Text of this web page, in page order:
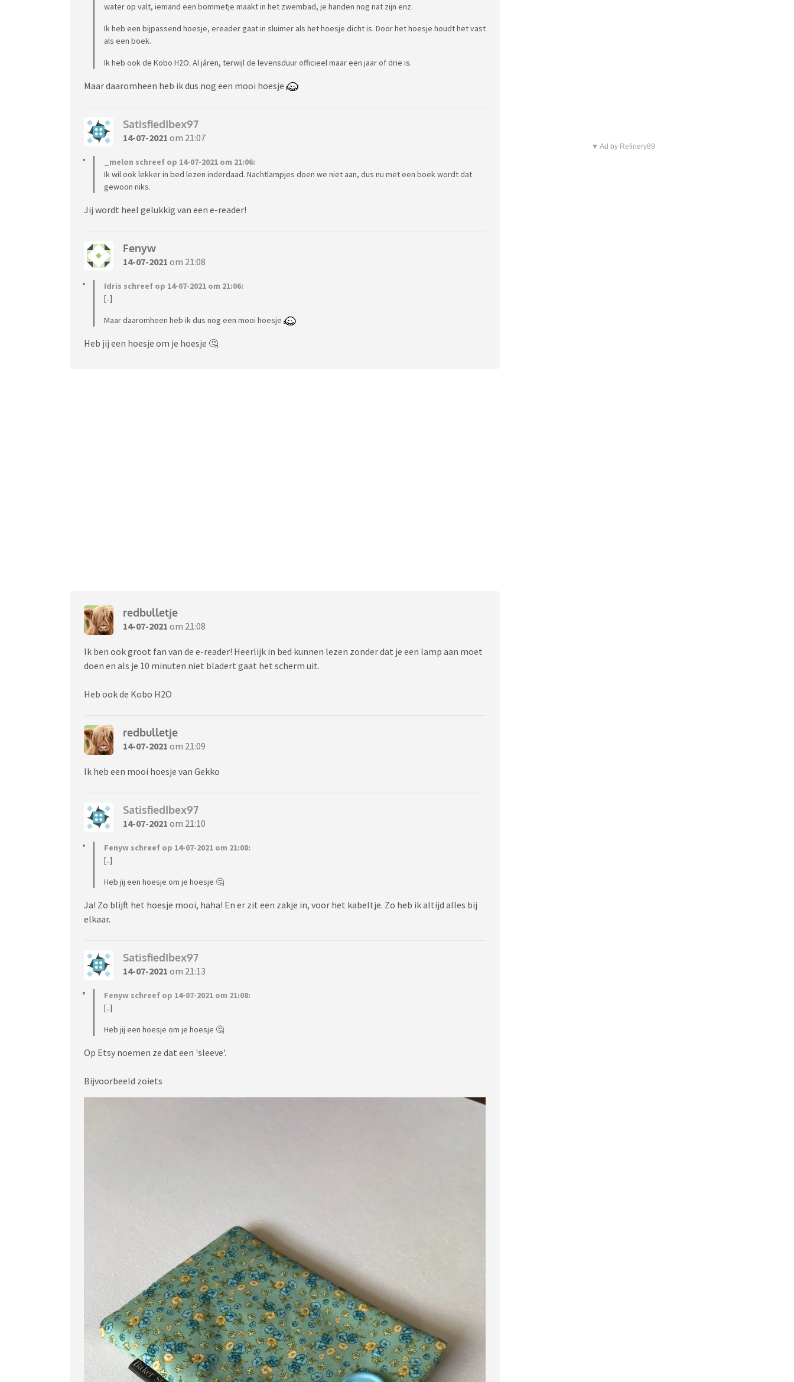
water op valt, iemand een bommetje maakt in het zwembad, je handen nog nat zijn enz.
Ik heb een bijpassend hoesje, ereader gaat in sluimer als het hoesje dicht is. Door het hoesje houdt het vast
als een boek.
Ik heb ook de Kobo H2O. Al járen, terwijl de levensduur officieel maar een jaar of drie is.
Maar daaromheen heb ik dus nog een mooi hoesje
SatisfiedIbex97
14-07-2021 om 21:07
_melon schreef op 14-07-2021 om 21:06:
Ik wil ook lekker in bed lezen inderdaad. Nachtlampjes doen we niet aan, dus nu met een boek wordt dat
gewoon niks.
Jij wordt heel gelukkig van een e-reader!
Fenyw
14-07-2021 om 21:08
Idris schreef op 14-07-2021 om 21:06:
[..]
Maar daaromheen heb ik dus nog een mooi hoesje
Heb jij een hoesje om je hoesje 🤔
redbulletje
14-07-2021 om 21:08
Ik ben ook groot fan van de e-reader! Heerlijk in bed kunnen lezen zonder dat je een lamp aan moet
doen en als je 10 minuten niet bladert gaat het scherm uit.
Heb ook de Kobo H2O
redbulletje
14-07-2021 om 21:09
Ik heb een mooi hoesje van Gekko
SatisfiedIbex97
14-07-2021 om 21:10
Fenyw schreef op 14-07-2021 om 21:08:
[..]
Heb jij een hoesje om je hoesje 🤔
Ja! Zo blijft het hoesje mooi, haha! En er zit een zakje in, voor het kabeltje. Zo heb ik altijd alles bij
elkaar.
SatisfiedIbex97
14-07-2021 om 21:13
Fenyw schreef op 14-07-2021 om 21:08:
[..]
Heb jij een hoesje om je hoesje 🤔
Op Etsy noemen ze dat een 'sleeve'.
Bijvoorbeeld zoiets
▼ Ad by Refinery89